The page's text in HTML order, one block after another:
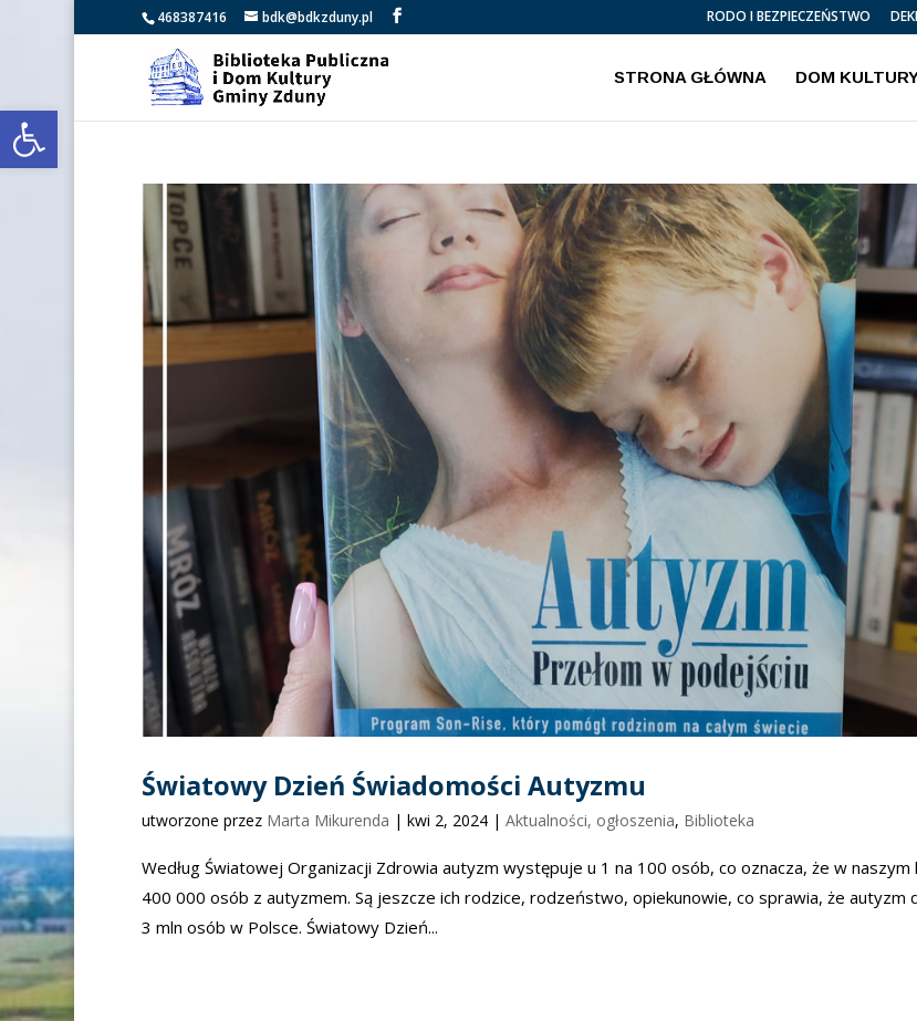
Open toolbar
468387416 bdk@bdkzduny.pl RODO I BEZPIECZEŃSTWO
STRONA GŁÓWNA DOM
Światowy Dzień Świadomości Autyzmu
utworzone przez Marta Mikurenda | kwi 2, 2024| Aktualności, ogłoszenia, Biblioteka
Według Światowej Organizacji Zdrowia autyzm występuje u 1 na 100 osób, co oznacza, że w naszym
400 000 osób z autyzmem. Są jeszcze ich rodzice, rodzeństwo, opiekunowie, co sprawia, że autyzm
3 mln osób w Polsce. Światowy Dzień...
Dziś graliśmy na wyjeździe!
Wakacje 2026